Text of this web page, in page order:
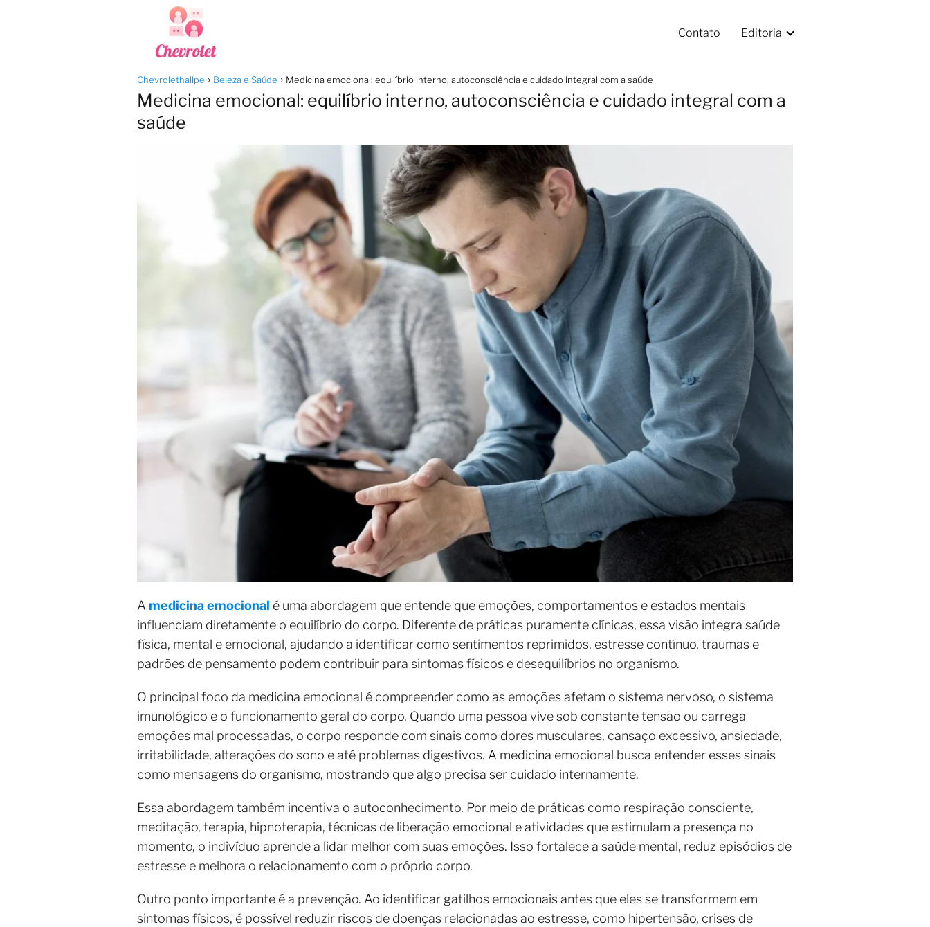
Contato Editoria
Chevrolethallpe Beleza e Saúde Medicina emocional: equilíbrio interno, autoconsciência e cuidado integral com a saúde
Medicina emocional: equilíbrio interno, autoconsciência e cuidado integral com a
saúde
A medicina emocional é uma abordagem que entende que emoções, comportamentos e estados mentais
influenciam diretamente o equilíbrio do corpo. Diferente de práticas puramente clínicas, essa visão integra saúde
física, mental e emocional, ajudando a identificar como sentimentos reprimidos, estresse contínuo, traumas e
padrões de pensamento podem contribuir para sintomas físicos e desequilíbrios no organismo.
O principal foco da medicina emocional é compreender como as emoções afetam o sistema nervoso, o sistema
imunológico e o funcionamento geral do corpo. Quando uma pessoa vive sob constante tensão ou carrega
emoções mal processadas, o corpo responde com sinais como dores musculares, cansaço excessivo, ansiedade,
irritabilidade, alterações do sono e até problemas digestivos. A medicina emocional busca entender esses sinais
como mensagens do organismo, mostrando que algo precisa ser cuidado internamente.
Essa abordagem também incentiva o autoconhecimento. Por meio de práticas como respiração consciente,
meditação, terapia, hipnoterapia, técnicas de liberação emocional e atividades que estimulam a presença no
momento, o indivíduo aprende a lidar melhor com suas emoções. Isso fortalece a saúde mental, reduz episódios de
estresse e melhora o relacionamento com o próprio corpo.
Outro ponto importante é a prevenção. Ao identificar gatilhos emocionais antes que eles se transformem em
sintomas físicos, é possível reduzir riscos de doenças relacionadas ao estresse, como hipertensão, crises de